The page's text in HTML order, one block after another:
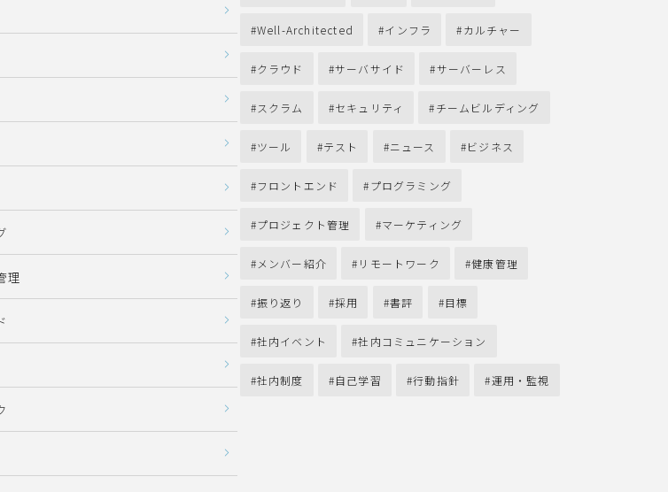
理
Well-Architected インフラ カルチャー
クラウド サーバサイド サーバーレス
スクラム セキュリティ チームビルディング
ツール テスト ニュース ビジネス
フロントエンド プログラミング
プロジェクト管理 マーケティング
メンバー紹介 リモートワーク 健康管理
振り返り 採用 書評 目標
社内イベント 社内コミュニケーション
社内制度 自己学習 行動指針 運用・監視